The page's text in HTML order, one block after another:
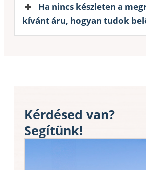
Ha nincs készleten a
kívánt áru, hogyan tudok
Kérdésed van?
Segítünk!